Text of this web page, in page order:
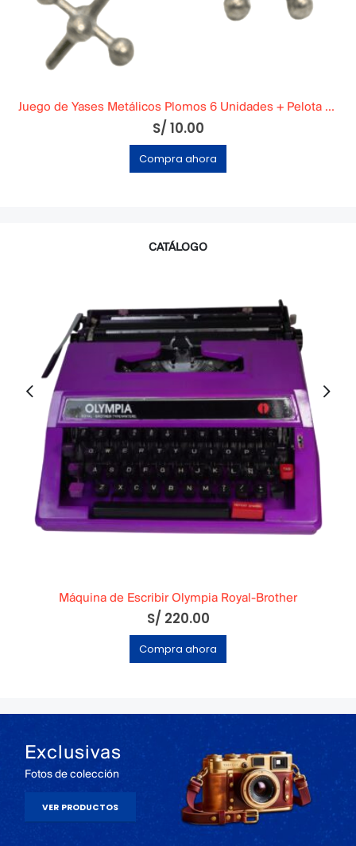
Juego de Yases Metálicos Plomos 6 Unidades + Pelota de Goma (En Bolsita Lista para Regalar)
S/ 10.00
Compra ahora
CATÁLOGO
Máquina de Escribir Olympia Royal-Brother
S/ 220.00
Compra ahora
Exclusivas
Fotos de colección
VER PRODUCTOS